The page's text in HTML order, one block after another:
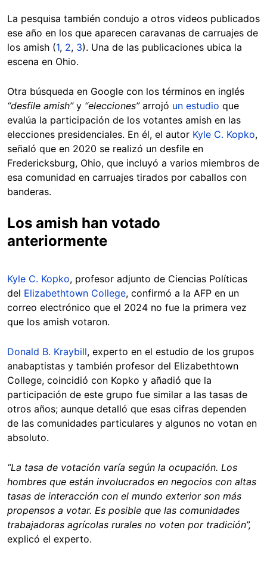
La pesquisa también condujo a otros videos publicados
ese año en los que aparecen caravanas de carruajes de
los amish (1, 2, 3). Una de las publicaciones ubica la
escena en Ohio.
Otra búsqueda en Google con los términos en inglés
“desfile amish”y “elecciones” arrojó un estudio que
evalúa la participación de los votantes amish en las
elecciones presidenciales. En él, el autor Kyle C. Kopko,
señaló que en 2020 se realizó un desfile en
Fredericksburg, Ohio, que incluyó a varios miembros de
esa comunidad en carruajes tirados por caballos con
banderas.
Los amish han votado
anteriormente
Kyle C. Kopko, profesor adjunto de Ciencias Políticas
del Elizabethtown College, confirmó a la AFP en un
correo electrónico que el 2024 no fue la primera vez
que los amish votaron.
Donald B. Kraybill, experto en el estudio de los grupos
anabaptistas y también profesor del Elizabethtown
College, coincidió con Kopko y añadió que la
participación de este grupo fue similar a las tasas de
otros años; aunque detalló que esas cifras dependen
de las comunidades particulares y algunos no votan en
absoluto.
“La tasa de votación varía según la ocupación. Los
hombres que están involucrados en negocios con altas
tasas de interacción con el mundo exterior son más
propensos a votar. Es posible que las comunidades
trabajadoras agrícolas rurales no voten por tradición”,
explicó el experto.